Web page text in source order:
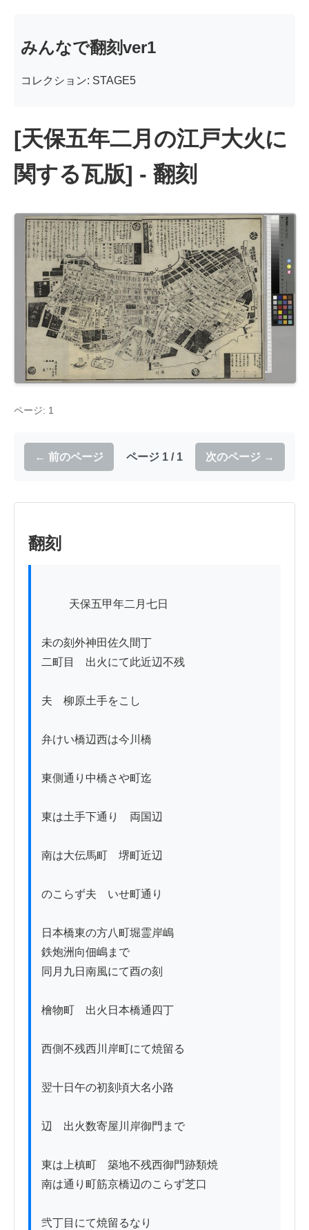
みんなで翻刻ver1
コレクション: STAGE5
[天保五年二月の江戸大火に
関する瓦版] - 翻刻
ページ: 1
← 前のページ ページ 1 / 1 次のページ →
翻刻
未の刻外神田佐久間丁
二町目ゟ出火にて此近辺不残
夫ゟ柳原土手をこし
弁けい橋辺西は今川橋
東側通り中橋さや町迄
東は土手下通りゟ両国辺
南は大伝馬町ゟ堺町近辺
のこらず夫ゟいせ町通り
日本橋東の方八町堀霊岸嶋
鉄炮洲向佃嶋まで
同月九日南風にて酉の刻
檜物町ゟ出火日本橋通四丁
西側不残西川岸町にて焼留る
翌十日午の初刻頃大名小路
辺ゟ出火数寄屋川岸御門まで
東は上槙町ゟ築地不残西御門跡類焼
南は通り町筋京橋辺のこらず芝口
弐丁目にて焼留るなり